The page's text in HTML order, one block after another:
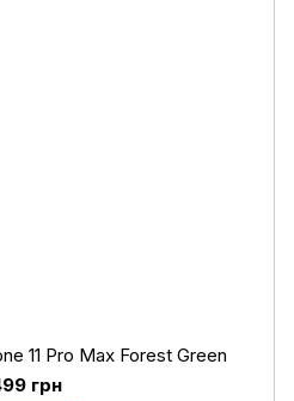
11 Pro Max Forest Green
грн